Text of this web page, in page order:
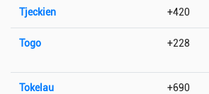
Tjeckien +420
Togo +228
Tokelau +690